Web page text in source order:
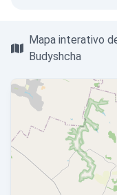
Mapa interativo
Budyshcha